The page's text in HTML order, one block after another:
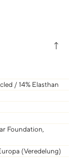
/ 14% Elasthan
Foundation,
(Veredelung)